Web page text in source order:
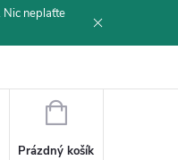
neplaťte
NÁKUPNÍ
Prázdný košík